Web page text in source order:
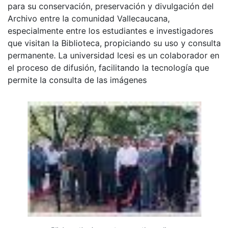
para su conservación, preservación y divulgación del
Archivo entre la comunidad Vallecaucana,
especialmente entre los estudiantes e investigadores
que visitan la Biblioteca, propiciando su uso y consulta
permanente. La universidad Icesi es un colaborador en
el proceso de difusión, facilitando la tecnología que
permite la consulta de las imágenes